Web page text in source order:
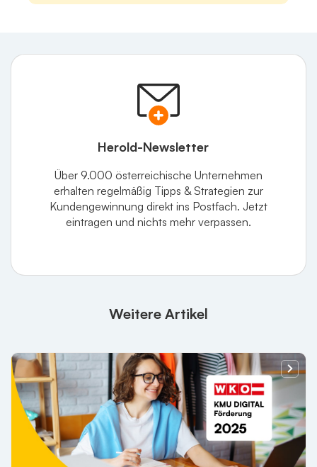
Herold-Newsletter
Über 9.000 österreichische Unternehmen
erhalten regelmäßig Tipps & Strategien zur
Kundengewinnung direkt ins Postfach. Jetzt
eintragen und nichts mehr verpassen.
Weitere Artikel